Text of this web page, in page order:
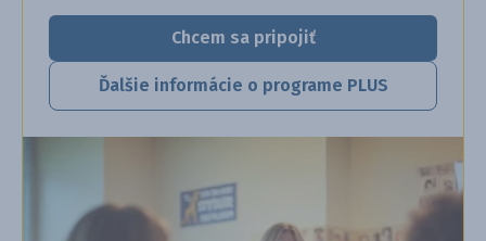
Chcem sa pripojiť
Ďalšie informácie o programe PLUS